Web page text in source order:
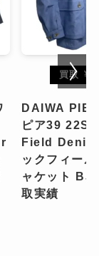
買取
DAIWA
ピア39
Field
ックフィー
ャケット
取実績